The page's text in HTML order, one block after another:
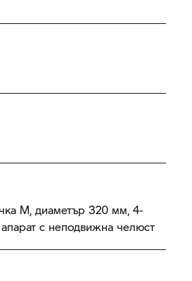
М, диаметър 320 мм, 4-
с неподвижна челюст